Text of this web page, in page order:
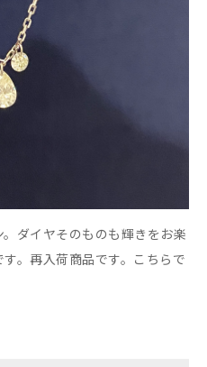
ダイヤそのものも輝きをお楽
。再入荷商品です。こちらで